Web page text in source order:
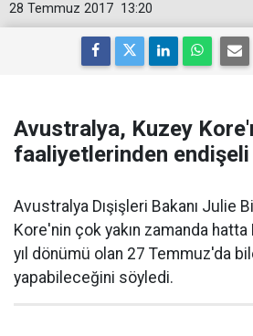
13:20
28 Temmuz 2017
Avustralya, Kuzey
faaliyetlerinden endişeli
Avustralya Dışişleri Bakanı Julie
Kore'nin çok yakın zamanda hatta
yıl dönümü olan 27 Temmuz'da
yapabileceğini söyledi.